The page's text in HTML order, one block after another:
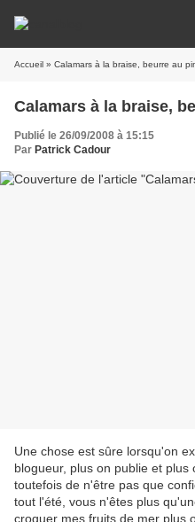
Accueil » Calamars à la braise, beurre au
Calamars à la braise,
Publié le 26/09/2008 à 15:15
Par Patrick Cadour
Une chose est sûre lorsqu'on
blogueur, plus on publie et
toutefois de n'être pas que
tout l'été, vous n'êtes plus
croquer mes fruits de mer plus